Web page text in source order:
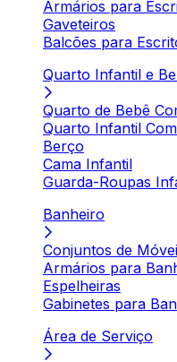
Armários para
Gaveteiros
Balcões para
Quarto Infantil e
Quarto de Bebê
Quarto Infantil
Berço
Cama Infantil
Guarda-Roupas
Banheiro
Conjuntos de
Armários para
Espelheiras
Gabinetes para
Área de Serviço